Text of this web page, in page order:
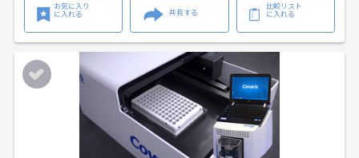
お気に入り
に入れる
共有する
比較リスト
に入れる